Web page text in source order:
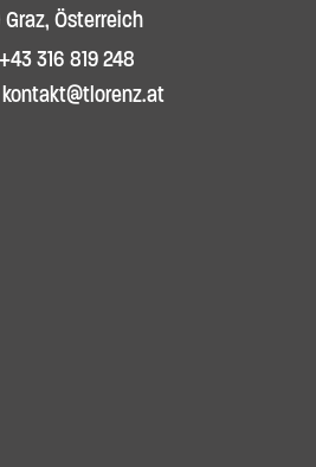
Graz, Österreich
316 819 248